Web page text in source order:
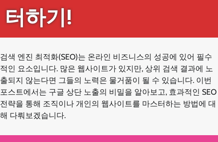
터하기!
검색 엔진 최적화(SEO)는 온라인 비즈니스의 성공에 있어 필수
적인 요소입니다. 많은 웹사이트가 있지만, 상위 검색 결과에 노
출되지 않는다면 그들의 노력은 물거품이 될 수 있습니다. 이번
포스트에서는 구글 상단 노출의 비밀을 알아보고, 효과적인 SEO
전략을 통해 조직이나 개인의 웹사이트를 마스터하는 방법에 대
해 다뤄보겠습니다.